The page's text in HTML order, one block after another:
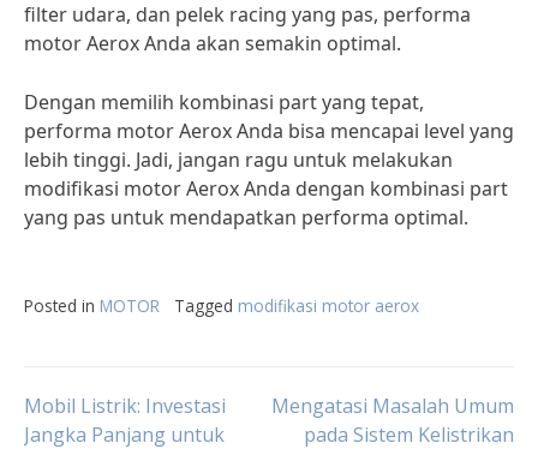
filter udara, dan pelek racing yang pas, performa
motor Aerox Anda akan semakin optimal.
Dengan memilih kombinasi part yang tepat,
performa motor Aerox Anda bisa mencapai level yang
lebih tinggi. Jadi, jangan ragu untuk melakukan
modifikasi motor Aerox Anda dengan kombinasi part
yang pas untuk mendapatkan performa optimal.
Posted in MOTOR Tagged modifikasi motor aerox
Post
Mobil Listrik: Investasi
Jangka Panjang untuk
Mengatasi Masalah Umum
pada Sistem Kelistrikan